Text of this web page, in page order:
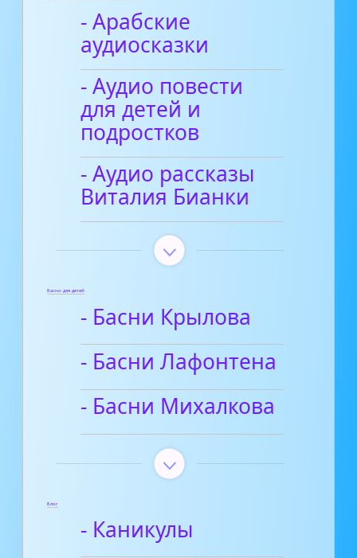
- Арабские
аудиосказки
- Аудио повести
для детей и
подростков
- Аудио рассказы
Виталия Бианки
Басни для детей
- Басни Крылова
- Басни Лафонтена
- Басни Михалкова
Блог
- Каникулы